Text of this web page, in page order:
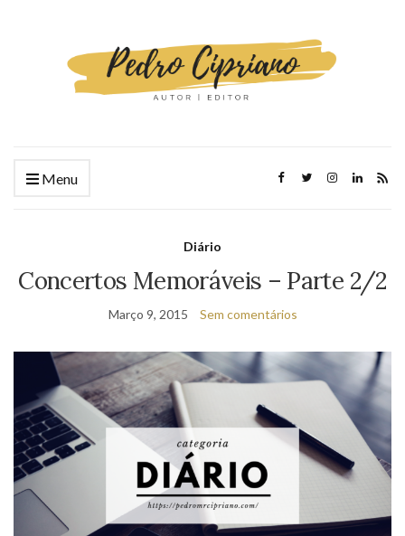
Menu
Diário
Concertos Memoráveis – Parte 2/2
Março 9, 2015 Sem comentários